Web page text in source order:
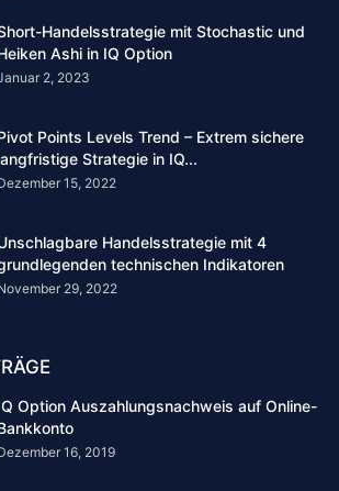
Handelsstrategie mit Stochastic und
Ashi in IQ Option
2, 2023
Points Levels Trend – Extrem sichere
Strategie in IQ...
15, 2022
Handelsstrategie mit 4
technischen Indikatoren
29, 2022
Option Auszahlungsnachweis auf Online-
16, 2019